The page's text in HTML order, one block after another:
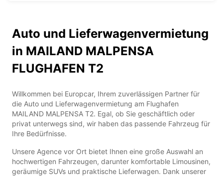
Auto und Lieferwagenvermietung
in MAILAND MALPENSA
FLUGHAFEN T2
Willkommen bei Europcar, Ihrem zuverlässigen Partner für
die Auto und Lieferwagenvermietung am Flughafen
MAILAND MALPENSA T2. Egal, ob Sie geschäftlich oder
privat unterwegs sind, wir haben das passende Fahrzeug für
Ihre Bedürfnisse.
Unsere Agence vor Ort bietet Ihnen eine große Auswahl an
hochwertigen Fahrzeugen, darunter komfortable Limousinen,
geräumige SUVs und praktische Lieferwagen. Dank unserer